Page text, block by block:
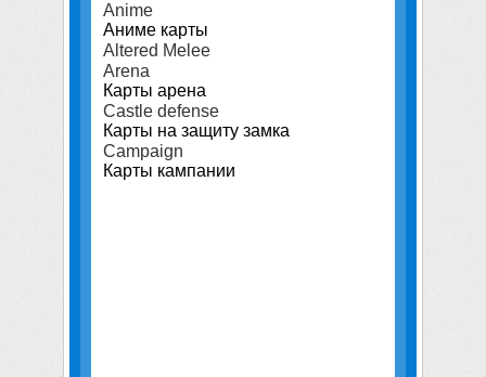
Anime
Аниме карты
Altered Melee
Arena
Карты арена
Castle defense
Карты на защиту замка
Campaign
Карты кампании